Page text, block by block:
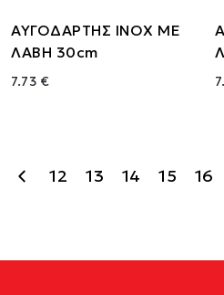
ΑΥΓΟΔΑΡΤΗΣ ΙΝΟΧ ΜΕ
ΛΑΒΗ 30cm
7.73 €
12 13 14 15 16